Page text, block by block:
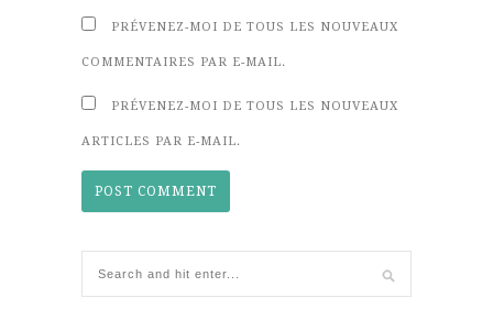
PRÉVENEZ-MOI DE TOUS LES NOUVEAUX
COMMENTAIRES PAR E-MAIL.
PRÉVENEZ-MOI DE TOUS LES NOUVEAUX
ARTICLES PAR E-MAIL.